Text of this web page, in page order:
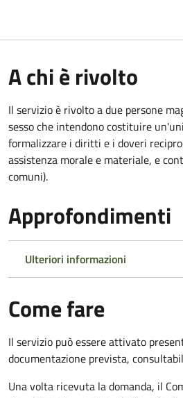
A chi è rivolto
Il servizio è rivolto a due persone
sesso che intendono costituire
formalizzare i diritti e i doveri
assistenza morale e materiale, e
comuni).
Approfondimenti
Ulteriori informazioni
Come fare
Il servizio può essere attivato
documentazione prevista,
Una volta ricevuta la domanda, il